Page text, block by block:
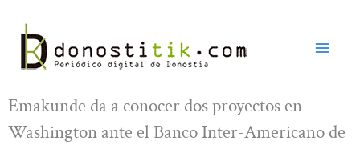
contenido
Emakunde da a conocer dos proyectos en
Washington ante el Banco Inter-Americano de